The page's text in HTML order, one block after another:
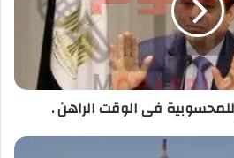
فى الوقت الراهن .